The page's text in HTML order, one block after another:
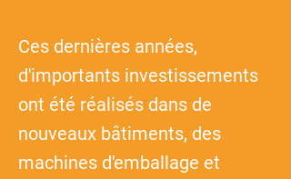
Ces dernières années,
d'importants investissements
ont été réalisés dans de
nouveaux bâtiments, des
machines d'emballage et